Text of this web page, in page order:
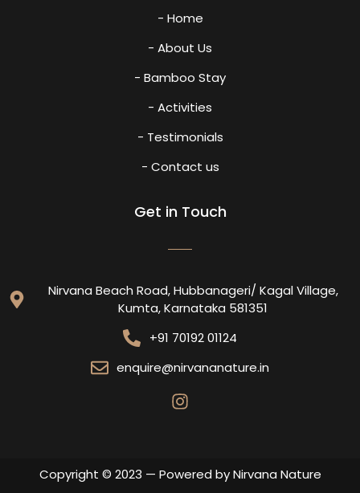
- Home
- About Us
- Bamboo Stay
- Activities
- Testimonials
- Contact us
Get in Touch
Nirvana Beach Road, Hubbanageri/ Kagal Village,
Kumta, Karnataka 581351
+91 70192 01124
enquire@nirvananature.in
Copyright © 2023 — Powered by Nirvana Nature